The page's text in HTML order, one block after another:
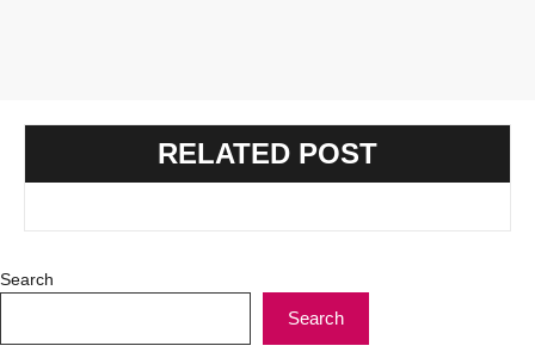
RELATED POST
Search
Search